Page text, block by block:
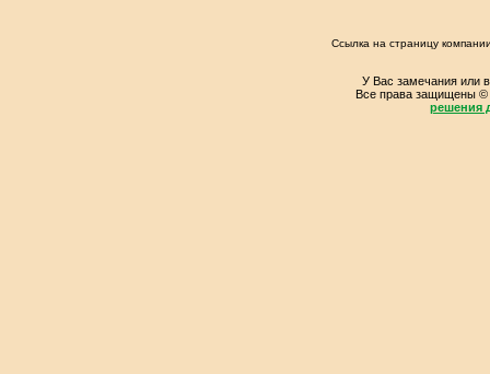
Ссылка на страницу
У Вас замечания или
Все права защищены
решения